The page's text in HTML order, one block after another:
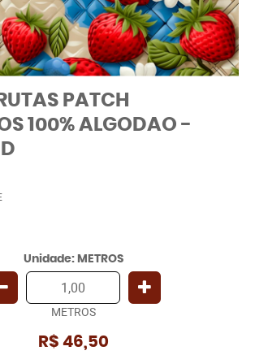
PATCH
100% ALGODAO -
Unidade: METROS
METROS
R$ 46,50